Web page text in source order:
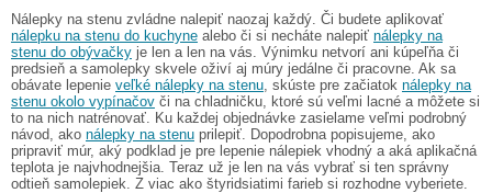
Nálepky na stenu zvládne nalepiť naozaj každý. Či budete aplikovať
nálepku na stenu do kuchyne alebo či si necháte nalepiť nálepky na
stenu do obývačky je len a len na vás. Výnimku netvorí ani kúpeľňa či
predsieň a samolepky skvele oživí aj múry jedálne či pracovne. Ak sa
obávate lepenie veľké nálepky na stenu , skúste pre začiatok nálepky na
stenu okolo vypínačov či na chladničku, ktoré sú veľmi lacné a môžete si
to na nich natrénovať. Ku každej objednávke zasielame veľmi podrobný
návod, ako nálepky na stenu prilepiť. Dopodrobna popisujeme, ako
pripraviť múr, aký podklad je pre lepenie nálepiek vhodný a aká aplikačná
teplota je najvhodnejšia. Teraz už je len na vás vybrať si ten správny
odtieň samolepiek. Z viac ako štyridsiatimi farieb si rozhodne vyberiete.